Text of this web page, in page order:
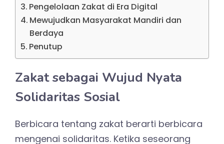
Pengelolaan Zakat di Era Digital
Mewujudkan Masyarakat Mandiri dan
Berdaya
Penutup
Zakat sebagai Wujud Nyata
Solidaritas Sosial
Berbicara tentang zakat berarti berbicara
mengenai solidaritas. Ketika seseorang